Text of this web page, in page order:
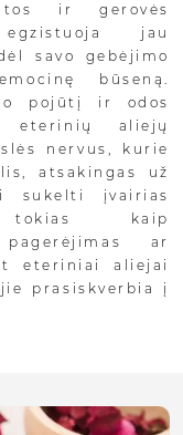
ir gerovės
jau
savo gebėjimo
būseną.
pojūtį ir odos
eterinių aliejų
nervus, kurie
atsakingas už
sukelti įvairias
tokias kaip
ar
eteriniai aliejai
prasiskverbia į